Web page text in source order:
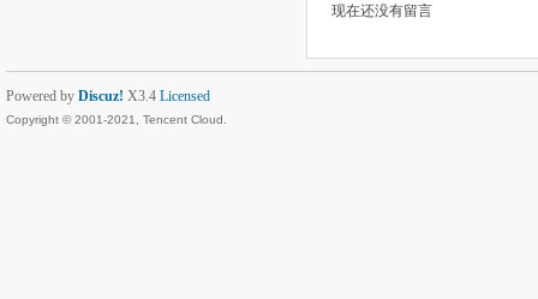
现在还没有留言
Powered by Discuz! X3.4 Licensed
Copyright © 2001-2021, Tencent Cloud.